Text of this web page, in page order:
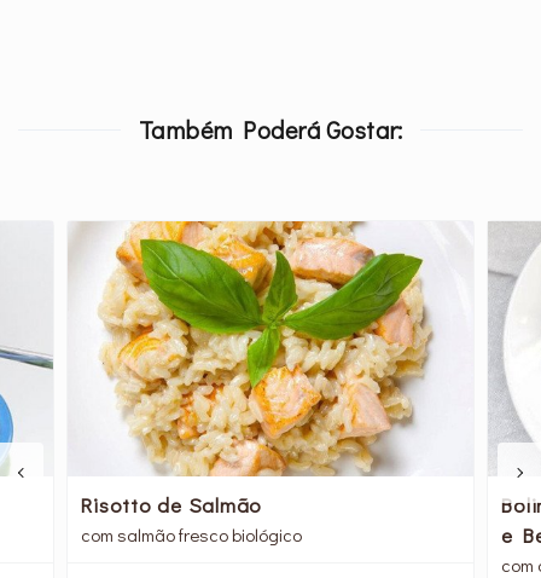
Também Poderá Gostar:
Risotto de Salmão
com salmão fresco biológico
e
com